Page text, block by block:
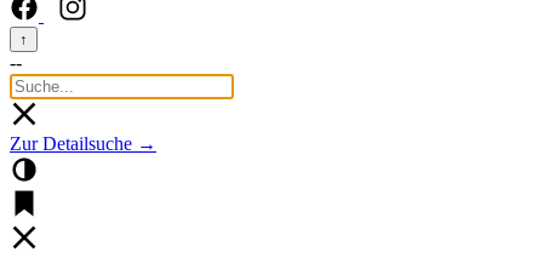
↑
--
Zur Detailsuche →